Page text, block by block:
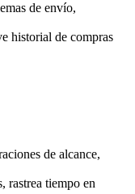
de envío,
historial de compras
de alcance,
rastrea tiempo en